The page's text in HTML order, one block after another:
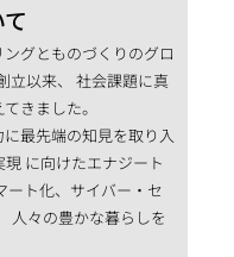
グとものづくりのグロ
立以来、 社会課題に真
きました。
最先端の知見を取り入
に向けたエナジート
ート化、サイバー・セ
人々の豊かな暮らしを